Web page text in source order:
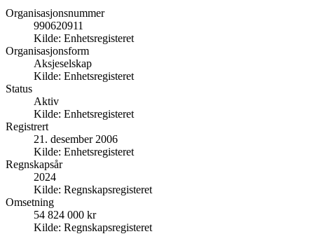
Organisasjonsnummer
990620911
Kilde: Enhetsregisteret
Organisasjonsform
Aksjeselskap
Kilde: Enhetsregisteret
Status
Aktiv
Kilde: Enhetsregisteret
Registrert
21. desember 2006
Kilde: Enhetsregisteret
Regnskapsår
2024
Kilde: Regnskapsregisteret
Omsetning
54 824 000 kr
Kilde: Regnskapsregisteret